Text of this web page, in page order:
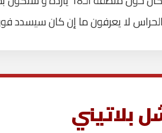
لا يعرفون ما إن كان سيسدد